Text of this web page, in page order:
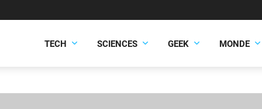
TECH SCIENCES GEEK MONDE